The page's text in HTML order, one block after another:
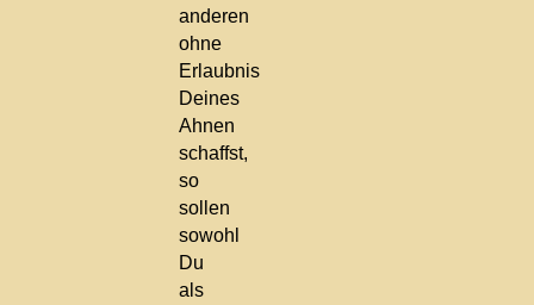
anderen
ohne
Erlaubnis
Deines
Ahnen
schaffst,
so
sollen
sowohl
Du
als